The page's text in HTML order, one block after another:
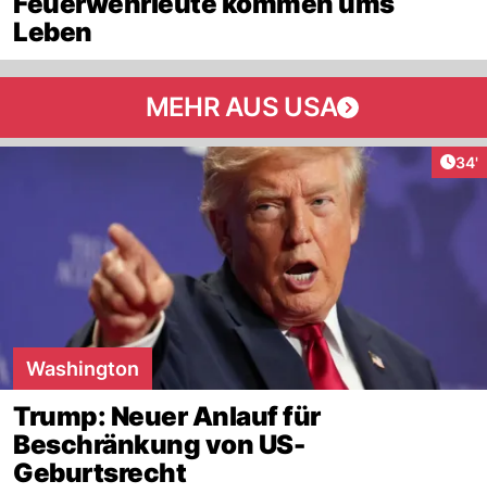
Leben
MEHR AUS USA
34'
Washington
Trump: Neuer Anlauf für
Beschränkung von US-
Geburtsrecht